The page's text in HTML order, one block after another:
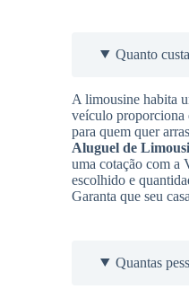
Quanto
A limousine habita
veículo proporciona
para quem quer
Aluguel de
uma cotação com a
escolhido e
Garanta que seu
Quantas